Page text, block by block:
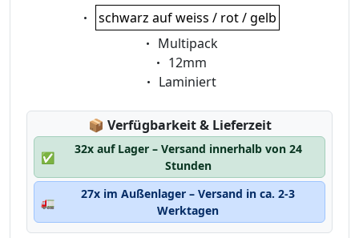
Eigenschaft:
schwarz auf weiss / rot / gelb
Eigenschaft:
Multipack
Eigenschaft:
12mm
Eigenschaft:
Laminiert
📦 Lagerstatus:
Verfügbarkeit & Lieferzeit
✅
32x auf Lager – Versand innerhalb von 24
Stunden
🚛
27x im Außenlager – Versand in ca. 2-3
Werktagen